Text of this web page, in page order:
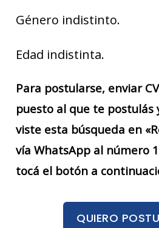
Género indistinto.
Edad indistinta.
Para postularse, enviar
puesto al que te postulás
viste esta búsqueda en
vía WhatsApp al número
tocá el botón a
QUIERO